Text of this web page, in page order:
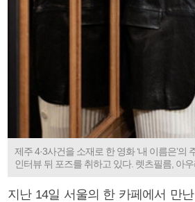
제주 4·3사건을 소재로 한 영화 ‘내 이름은’의
인터뷰 뒤 포즈를 취하고 있다. 렛츠필름, 아
지난 14일 서울의 한 카페에서 만